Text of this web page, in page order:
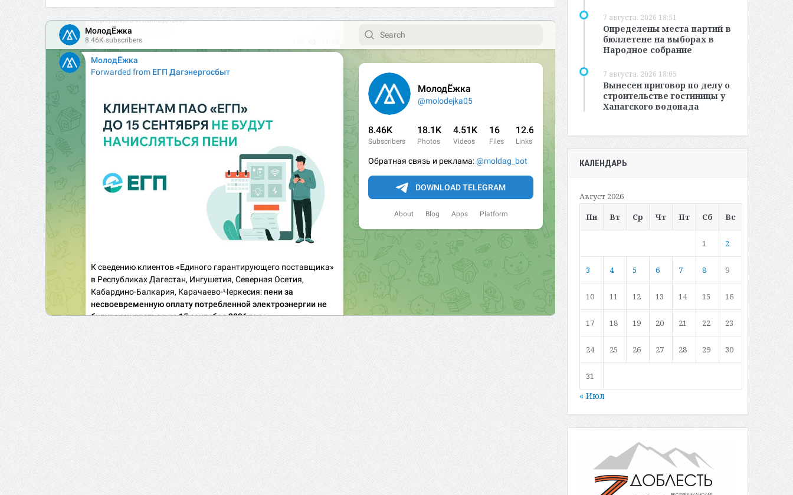
7 августа, 2026 18:51
Определены места партий в
бюллетене на выборах в
Народное собрание
7 августа, 2026 18:05
Вынесен приговор по делу о
строительстве гостиницы у
Ханагского водопада
КАЛЕНДАРЬ
Август 2026
Пн
Вт Ср Чт Пт Сб Вс
1 2
3 4 5 6 7 8 9
10 11 12 13 14 15 16
17 18 19 20 21 22 23
24 25 26 27 28 29 30
31
« Июл